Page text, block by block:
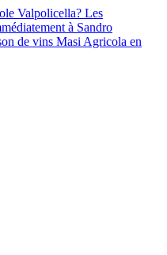
Valpolicella? Les
à Sandro
de vins Masi Agricola en